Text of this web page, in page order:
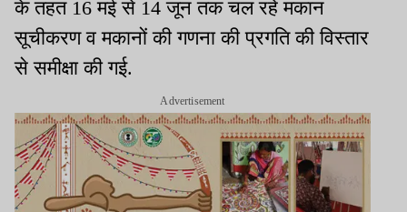
के तहत 16 मई से 14 जून तक चल रहे मकान
सूचीकरण व मकानों की गणना की प्रगति की विस्तार
से समीक्षा की गई.
Advertisement